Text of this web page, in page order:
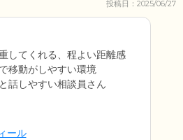
投稿日：2025/06/27
してくれる、程よい距離感
移動がしやすい環境
話しやすい相談員さん
ール